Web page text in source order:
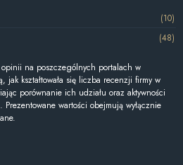
(10)
(48)
na poszczególnych portalach w
jak kształtowała się liczba recenzji firmy w
porównanie ich udziału oraz aktywności
wartości obejmują wyłącznie